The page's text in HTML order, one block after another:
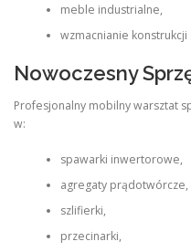
meble industrialne,
wzmacnianie konstrukcji
Nowoczesny
Profesjonalny mobilny warsztat
w:
spawarki inwertorowe,
agregaty prądotwórcze,
szlifierki,
przecinarki,